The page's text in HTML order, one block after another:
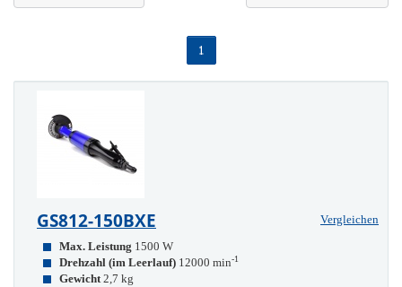
1
GS812-150BXE
Vergleichen
Max. Leistung 1500 W
Drehzahl (im Leerlauf) 12000 min-1
Gewicht 2,7 kg